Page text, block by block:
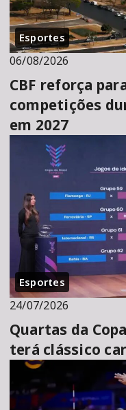
Esportes
06/08/2026
CBF reforça
competições
em 2027
Esportes
24/07/2026
Quartas da
terá clássico